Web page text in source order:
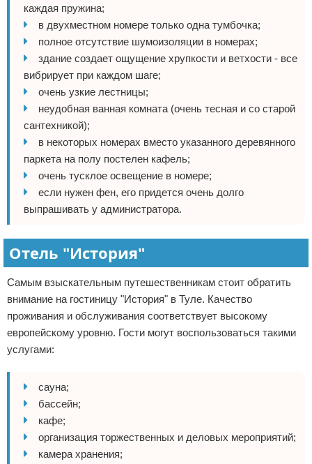
каждая пружина;
в двухместном номере только одна тумбочка;
полное отсутствие шумоизоляции в номерах;
здание создает ощущение хрупкости и ветхости - все
вибрирует при каждом шаге;
очень узкие лестницы;
неудобная ванная комната (очень тесная и со старой
сантехникой);
в некоторых номерах вместо указанного деревянного
паркета на полу постелен кафель;
очень тусклое освещение в номере;
если нужен фен, его придется очень долго
выпрашивать у администратора.
Отель "История"
Самым взыскательным путешественникам стоит обратить
внимание на гостиницу "История" в Туле. Качество
проживания и обслуживания соответствует высокому
европейскому уровню. Гости могут воспользоваться такими
услугами:
сауна;
бассейн;
кафе;
организация торжественных и деловых мероприятий;
камера хранения;